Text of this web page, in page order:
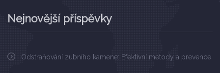
Nejnovější příspěvky
Odstraňování zubního kamene: Efektivní metody a prevence